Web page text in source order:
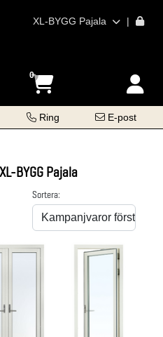
XL-BYGG Pajala |
0
Ring E-post
BYGG Pajala
Sortera: